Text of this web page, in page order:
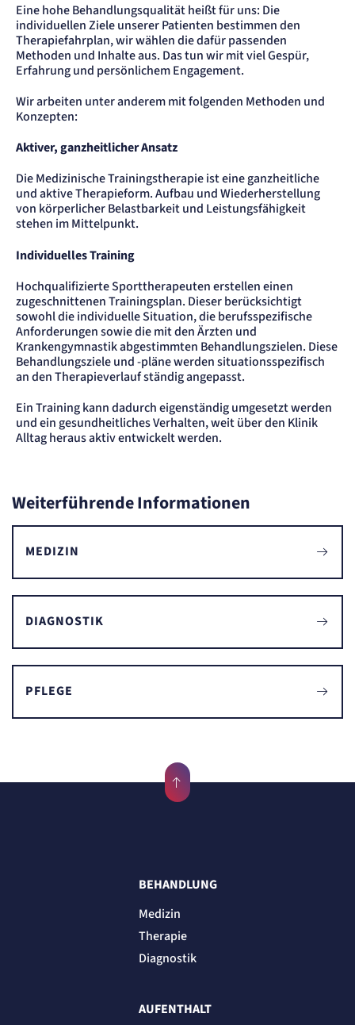
Eine hohe Behandlungsqualität heißt für uns: Die
individuellen Ziele unserer Patienten bestimmen den
Therapiefahrplan, wir wählen die dafür passenden
Methoden und Inhalte aus. Das tun wir mit viel Gespür,
Erfahrung und persönlichem Engagement.
Wir arbeiten unter anderem mit folgenden Methoden und
Konzepten:
Aktiver, ganzheitlicher Ansatz
Die Medizinische Trainingstherapie ist eine ganzheitliche
und aktive Therapieform. Aufbau und Wiederherstellung
von körperlicher Belastbarkeit und Leistungsfähigkeit
stehen im Mittelpunkt.
Individuelles Training
Hochqualifizierte Sporttherapeuten erstellen einen
zugeschnittenen Trainingsplan. Dieser berücksichtigt
sowohl die individuelle Situation, die berufsspezifische
Anforderungen sowie die mit den Ärzten und
Krankengymnastik abgestimmten Behandlungszielen. Diese
Behandlungsziele und -pläne werden situationsspezifisch
an den Therapieverlauf ständig angepasst.
Ein Training kann dadurch eigenständig umgesetzt werden
und ein gesundheitliches Verhalten, weit über den Klinik
Alltag heraus aktiv entwickelt werden.
Weiterführende Informationen
MEDIZIN
DIAGNOSTIK
PFLEGE
BEHANDLUNG
Medizin
Therapie
Diagnostik
AUFENTHALT
cookie_consent
Anbieter:
Artemed SE
Zweck:
Speichert den Zustimmungsstatus des Benutzers für Cookies auf der aktuellen
Domäne.
Cookie Laufzeit:
1 Jahr
STATISTIK
anonym. Diese Informationen helfen uns
zu verstehen, wie unsere Besucher unsere
Website nutzen.
etracker Analytics
Name:
_et_coid
Anbieter:
etracker GmbH
Zweck:
Cookie Erkennung
Cookie Laufzeit:
2 Jahre
etracker Analytics
Name:
Zweck:
480 Tage
etracker Analytics
isSdEnabled
etracker GmbH
Zweck:
Cookie Laufzeit: